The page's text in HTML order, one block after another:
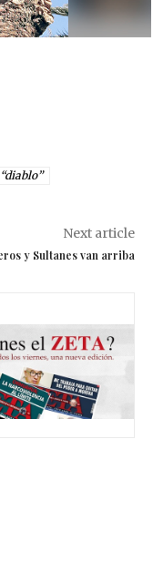
Next article
y Sultanes van arriba